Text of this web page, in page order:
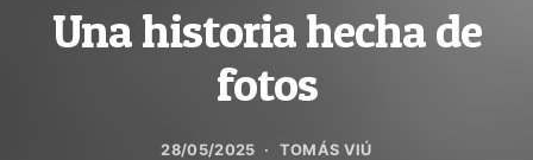
Una historia hecha de
fotos
28/05/2025 TOMÁS VIÚ